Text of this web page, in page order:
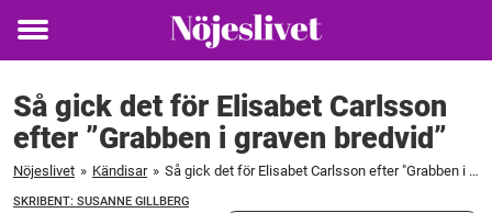
Toggle
Så gick det för Elisabet Carlsson
efter ”Grabben i graven bredvid”
Nöjeslivet » Kändisar » Så gick det för Elisabet Carlsson efter "Grabben i graven bredvid"
SKRIBENT: SUSANNE GILLBERG